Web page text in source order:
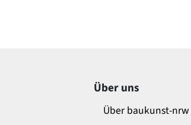
Über uns
Über baukunst-nrw